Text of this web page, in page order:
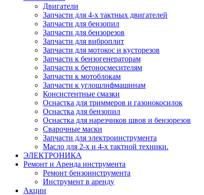
Двигатели
Запчасти для 4-х тактных двигателей
Запчасти для бензопил
Запчасти для бензорезов
Запчасти для виброплит
Запчасти для мотокос и кусторезов
Запчасти к бензогенераторам
Запчасти к бетоносмесителям
Запчасти к мотоблокам
Запчасти к углошлифмашинам
Консистентные смазки
Оснастка для триммеров и газонокосилок
Оснастка для бензопил
Оснастка для нарезчиков швов и бензорезов
Сварочные маски
Запчасти для электроинструмента
Масло для 2-х и 4-х тактной техники.
ЭЛЕКТРОНИКА
Ремонт и Аренда инструмента
Ремонт бензоинструмента
Инструмент в аренду
Акции